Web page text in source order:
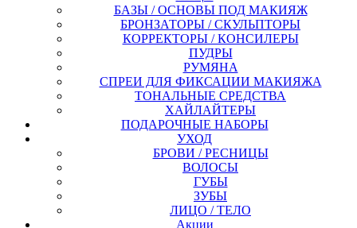
БАЗЫ / ОСНОВЫ ПОД МАКИЯЖ
БРОНЗАТОРЫ / СКУЛЬПТОРЫ
КОРРЕКТОРЫ / КОНСИЛЕРЫ
ПУДРЫ
РУМЯНА
СПРЕИ ДЛЯ ФИКСАЦИИ МАКИЯЖА
ТОНАЛЬНЫЕ СРЕДСТВА
ХАЙЛАЙТЕРЫ
ПОДАРОЧНЫЕ НАБОРЫ
УХОД
БРОВИ / РЕСНИЦЫ
ВОЛОСЫ
ГУБЫ
ЗУБЫ
ЛИЦО / ТЕЛО
Акции